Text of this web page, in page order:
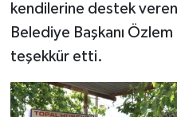
kendilerine destek
Belediye Başkanı
teşekkür etti.